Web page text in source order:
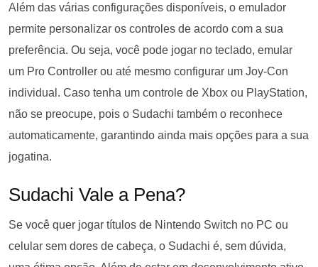
Além das várias configurações disponíveis, o emulador
permite personalizar os controles de acordo com a sua
preferência. Ou seja, você pode jogar no teclado, emular
um Pro Controller ou até mesmo configurar um Joy-Con
individual. Caso tenha um controle de Xbox ou PlayStation,
não se preocupe, pois o Sudachi também o reconhece
automaticamente, garantindo ainda mais opções para a sua
jogatina.
Sudachi Vale a Pena?
Se você quer jogar títulos de Nintendo Switch no PC ou
celular sem dores de cabeça, o Sudachi é, sem dúvida,